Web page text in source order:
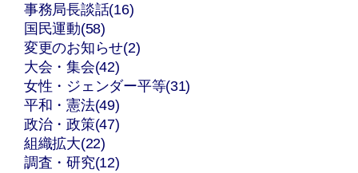
事務局長談話(16)
国民運動(58)
変更のお知らせ(2)
大会・集会(42)
女性・ジェンダー平等(31)
平和・憲法(49)
政治・政策(47)
組織拡大(22)
調査・研究(12)